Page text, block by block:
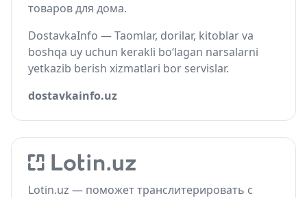
товаров для дома.
DostavkaInfo — Taomlar, dorilar, kitoblar va
boshqa uy uchun kerakli bo‘lagan narsalarni
yetkazib berish xizmatlari bor servislar.
dostavkainfo.uz
Lotin.uz — поможет транслитерировать с